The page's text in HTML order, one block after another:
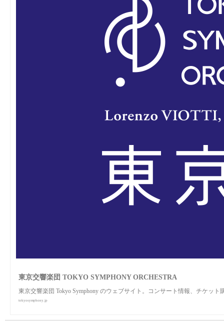
東京交響楽団 TOKYO SYMPHONY ORCHESTRA
東京交響楽団 Tokyo Symphony のウェブサイト。コンサート情報、チケッ
tokyosymphony.jp